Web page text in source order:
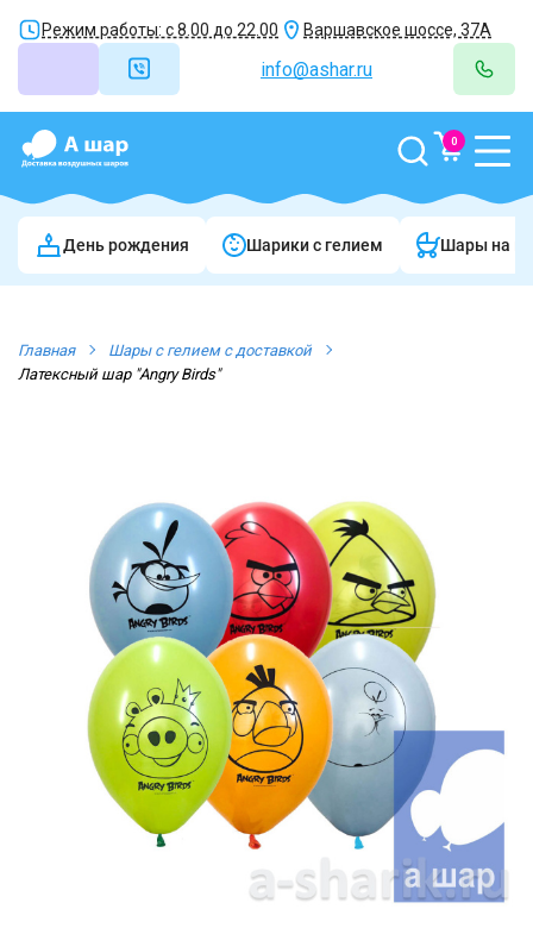
Режим работы: с 8.00 до 22.00 Варшавское шоссе, 37А
info@ashar.ru
0
День рождения Шарики c гелием Шары на
Главная
Шары с гелием с доставкой
Латексный шар "Angry Birds"